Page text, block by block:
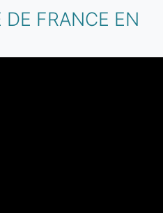
FRANCE EN